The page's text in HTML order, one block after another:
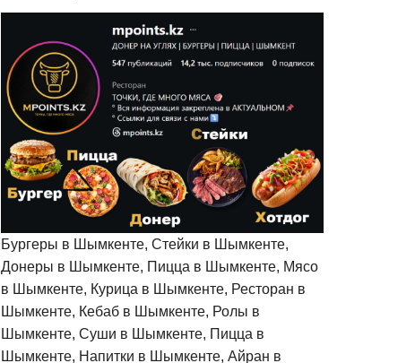
Бургеры в Шымкенте, Стейки в Шымкенте,
Донеры в Шымкенте, Пицца в Шымкенте, Мясо
в Шымкенте, Курица в Шымкенте, Ресторан в
Шымкенте, Кебаб в Шымкенте, Ролы в
Шымкенте, Суши в Шымкенте, Пицца в
Шымкенте, Напитки в Шымкенте, Айран в